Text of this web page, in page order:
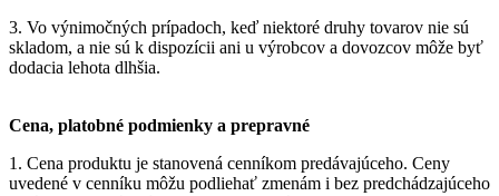
3. Vo výnimočných prípadoch, keď niektoré druhy tovarov nie sú
skladom, a nie sú k dispozícii ani u výrobcov a dovozcov môže byť
dodacia lehota dlhšia.
Cena, platobné podmienky a prepravné
1. Cena produktu je stanovená cenníkom predávajúceho. Ceny
uvedené v cenníku môžu podliehať zmenám i bez predchádzajúceho